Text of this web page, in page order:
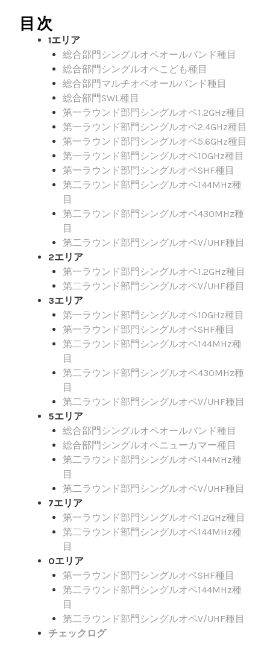
目次
1エリア
総合部門シングルオペオールバンド種目
総合部門シングルオペこども種目
総合部門マルチオペオールバンド種目
総合部門SWL種目
第一ラウンド部門シングルオペ1.2GHz種目
第一ラウンド部門シングルオペ2.4GHz種目
第一ラウンド部門シングルオペ5.6GHz種目
第一ラウンド部門シングルオペ10GHz種目
第一ラウンド部門シングルオペSHF種目
第二ラウンド部門シングルオペ144MHz種
目
第二ラウンド部門シングルオペ430MHz種
目
第二ラウンド部門シングルオペV/UHF種目
2エリア
第一ラウンド部門シングルオペ1.2GHz種目
第二ラウンド部門シングルオペV/UHF種目
3エリア
第一ラウンド部門シングルオペ10GHz種目
第一ラウンド部門シングルオペSHF種目
第二ラウンド部門シングルオペ144MHz種
目
第二ラウンド部門シングルオペ430MHz種
目
第二ラウンド部門シングルオペV/UHF種目
5エリア
総合部門シングルオペオールバンド種目
総合部門シングルオペニューカマー種目
第二ラウンド部門シングルオペ144MHz種
目
第二ラウンド部門シングルオペV/UHF種目
7エリア
第一ラウンド部門シングルオペ1.2GHz種目
第二ラウンド部門シングルオペ144MHz種
目
0エリア
第一ラウンド部門シングルオペSHF種目
第二ラウンド部門シングルオペ144MHz種
目
第二ラウンド部門シングルオペV/UHF種目
チェックログ